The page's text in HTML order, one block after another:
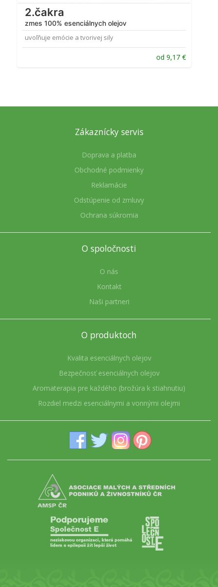
2.čakra
zmes 100% esenciálnych olejov
uvoľňuje emócie a tvorivej sily
od 9,17 €
Zákaznícky servis
Doprava a platba
Obchodné podmienky
Reklamácie
Odstúpenie od zmluvy
Ochrana súkromia
O spoločnosti
O nás
Kontakt
Naši partneri
O produktoch
Kvalita esenciálnych olejov
Bezpečnosť esenciálnych olejov
Aromaterapia pre každého (brožúra k stiahnutiu)
Rozdiel medzi esenciálnymi a vonnými olejmi